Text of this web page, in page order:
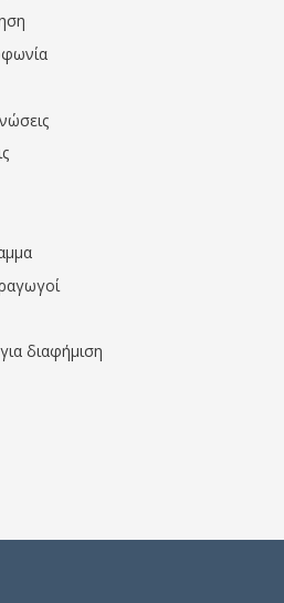
διαφήμιση